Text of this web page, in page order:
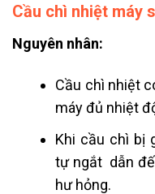
Cầu chì nhiệt máy
Nguyên nhân:
Cầu chì nhiệt
máy đủ nhiệt
Khi cầu chì bị
tự ngắt dẫn
hư hỏng.